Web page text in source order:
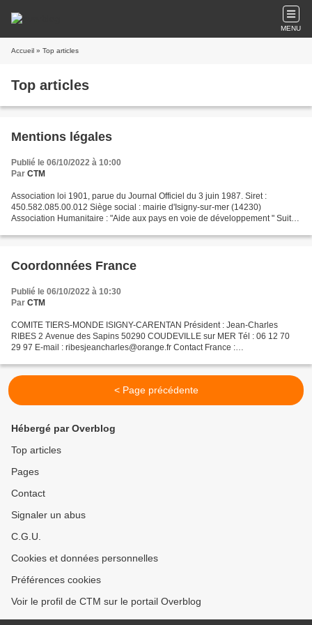
MENU
Accueil » Top articles
Top articles
Mentions légales
Publié le 06/10/2022 à 10:00
Par CTM
Association loi 1901, parue du Journal Officiel du 3 juin 1987. Siret :
450.582.085.00.012 Siège social : mairie d'Isigny-sur-mer (14230)
Association Humanitaire : "Aide aux pays en voie de développement " Suite
Coordonnées France
Publié le 06/10/2022 à 10:30
Par CTM
COMITE TIERS-MONDE ISIGNY-CARENTAN Président : Jean-Charles
RIBES 2 Avenue des Sapins 50290 COUDEVILLE sur MER Tél : 06 12 70
29 97 E-mail : ribesjeancharles@orange.fr Contact France :
< Page précédente
Hébergé par Overblog
Top articles
Pages
Contact
Signaler un abus
C.G.U.
Cookies et données personnelles
Préférences cookies
Voir le profil de CTM sur le portail Overblog